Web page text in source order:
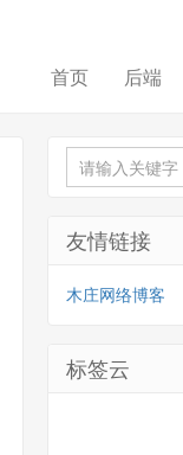
首页 后端
友情链接
木庄网络博客
标签云